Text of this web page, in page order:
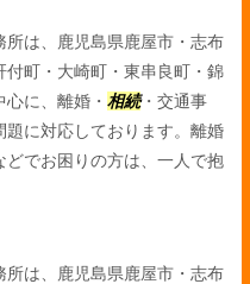
所は、鹿児島県鹿屋市・志布
町・大崎町・東串良町・錦
に、離婚・ 相続・交通事
に対応しております。離婚
でお困りの方は、一人で抱
所は、鹿児島県鹿屋市・志布